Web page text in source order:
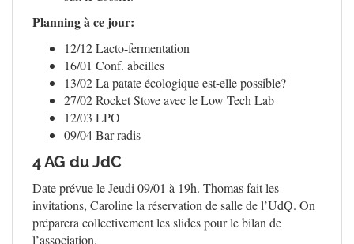
Planning à ce jour:
12/12 Lacto-fermentation
16/01 Conf. abeilles
13/02 La patate écologique est-elle possible?
27/02 Rocket Stove avec le Low Tech Lab
12/03 LPO
09/04 Bar-radis
4 AG du JdC
Date prévue le Jeudi 09/01 à 19h. Thomas fait les
invitations, Caroline la réservation de salle de l’UdQ. On
préparera collectivement les slides pour le bilan de
l’association.